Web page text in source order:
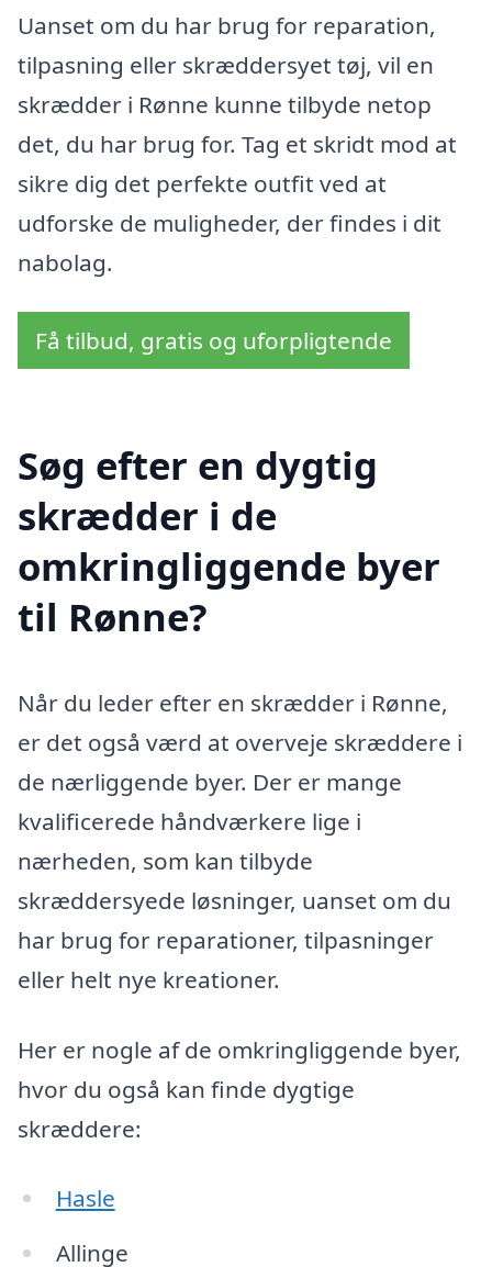
Uanset om du har brug for reparation,
tilpasning eller skræddersyet tøj, vil en
skrædder i Rønne kunne tilbyde netop
det, du har brug for. Tag et skridt mod at
sikre dig det perfekte outfit ved at
udforske de muligheder, der findes i dit
nabolag.
Få tilbud, gratis og uforpligtende
Søg efter en dygtig
skrædder i de
omkringliggende byer
til Rønne?
Når du leder efter en skrædder i Rønne,
er det også værd at overveje skræddere i
de nærliggende byer. Der er mange
kvalificerede håndværkere lige i
nærheden, som kan tilbyde
skræddersyede løsninger, uanset om du
har brug for reparationer, tilpasninger
eller helt nye kreationer.
Her er nogle af de omkringliggende byer,
hvor du også kan finde dygtige
skræddere:
Hasle
Allinge